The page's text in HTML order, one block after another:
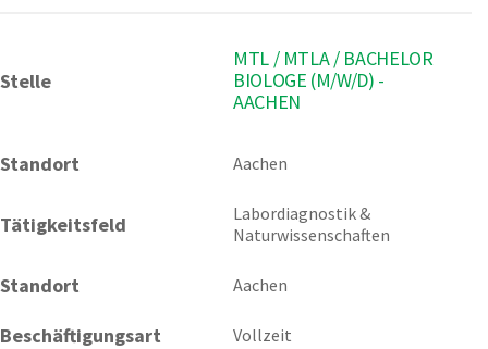
Stelle
MTL / MTLA / BACHELOR
BIOLOGE (M/W/D) -
AACHEN
Standort Aachen
Tätigkeitsfeld
Labordiagnostik &
Naturwissenschaften
Standort Aachen
Beschäftigungsart Vollzeit